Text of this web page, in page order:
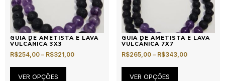
GUIA DE AMETISTA E LAVA
VULCÂNICA 3X3
R$254,00 – R$321,00
VER OPÇÕES
GUIA DE AMETISTA E LAVA
VULCÂNICA 7X7
R$265,00 – R$343,00
VER OPÇÕES